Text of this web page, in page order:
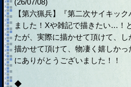
【第六猟兵】『第二次サイキッ
ました！Xや雑記で描きたい…！
たが、実際に描かせて頂けて、
描かせて頂けて、物凄く嬉しか
にありがとうございました！！
◆